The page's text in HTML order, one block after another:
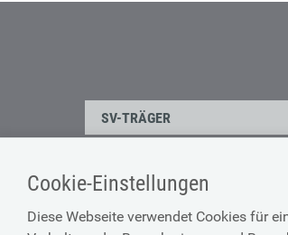
Cookie-Einstellungen
Diese Webseite verwendet Cookies für
SV-TRÄGER
ÜBER UNS
Kontakt